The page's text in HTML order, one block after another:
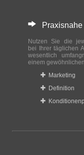
Praxisnahe
Nutzen Sie die
bei Ihrer täglichen
wesentlich
einem
Marketing
Definition